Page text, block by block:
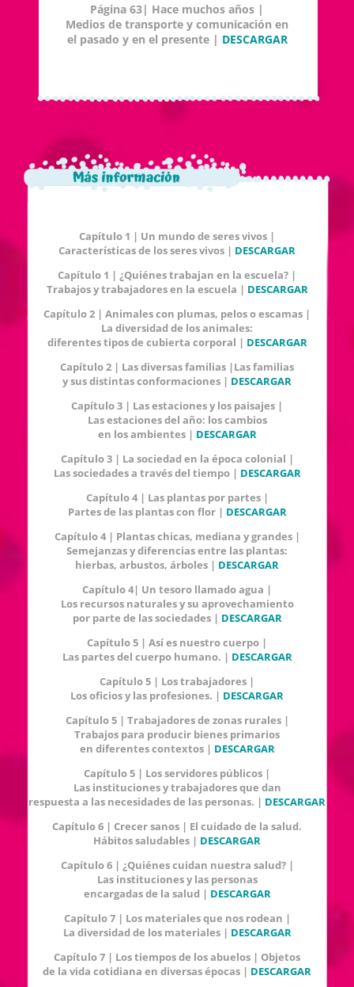
Página 63| Hace muchos años |
Medios de transporte y comunicación en
el pasado y en el presente | DESCARGAR
Capítulo 1 | Un mundo de seres vivos |
Características de los seres vivos | DESCARGAR
Capítulo 1 | ¿Quiénes trabajan en la escuela? |
Trabajos y trabajadores en la escuela | DESCARGAR
Capítulo 2 | Animales con plumas, pelos o escamas |
La diversidad de los animales:
diferentes tipos de cubierta corporal | DESCARGAR
Capítulo 2 | Las diversas familias |Las familias
y sus distintas conformaciones | DESCARGAR
Capítulo 3 | Las estaciones y los paisajes |
Las estaciones del año: los cambios
en los ambientes | DESCARGAR
Capítulo 3 | La sociedad en la época colonial |
Las sociedades a través del tiempo | DESCARGAR
Capítulo 4 | Las plantas por partes |
Partes de las plantas con flor | DESCARGAR
Capítulo 4 | Plantas chicas, mediana y grandes |
Semejanzas y diferencias entre las plantas:
hierbas, arbustos, árboles | DESCARGAR
Capítulo 4| Un tesoro llamado agua |
Los recursos naturales y su aprovechamiento
por parte de las sociedades | DESCARGAR
Capítulo 5 | Así es nuestro cuerpo |
Las partes del cuerpo humano. | DESCARGAR
Capítulo 5 | Los trabajadores |
Los oficios y las profesiones. | DESCARGAR
Capítulo 5 | Trabajadores de zonas rurales |
Trabajos para producir bienes primarios
en diferentes contextos | DESCARGAR
Capítulo 5 | Los servidores públicos |
Las instituciones y trabajadores que dan
respuesta a las necesidades de las personas. | DESCARGAR
Capítulo 6 | Crecer sanos | El cuidado de la salud.
Hábitos saludables | DESCARGAR
Capítulo 6 | ¿Quiénes cuidan nuestra salud? |
Las instituciones y las personas
encargadas de la salud | DESCARGAR
Capítulo 7 | Los materiales que nos rodean |
La diversidad de los materiales | DESCARGAR
Capítulo 7 | Los tiempos de los abuelos | Objetos
de la vida cotidiana en diversas épocas | DESCARGAR